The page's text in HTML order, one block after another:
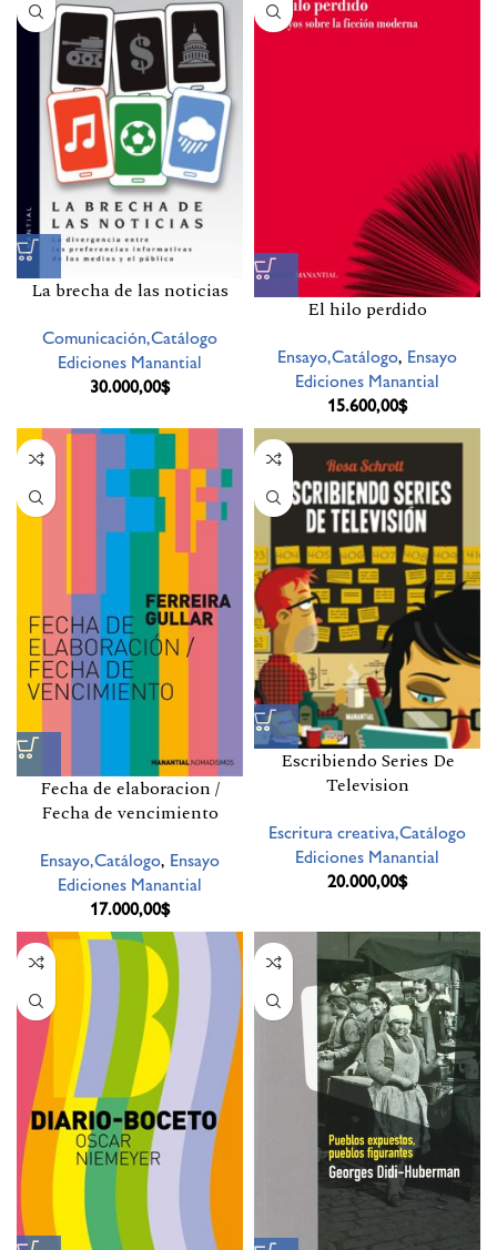
La brecha de las noticias
Comunicación,Catálogo
Ediciones Manantial
30.000,00$
El hilo perdido
Ensayo,Catálogo, Ensayo
Ediciones Manantial
15.600,00$
Fecha de elaboracion /
Fecha de vencimiento
Ensayo,Catálogo, Ensayo
Ediciones Manantial
17.000,00$
Escribiendo Series De
Television
Escritura creativa,Catálogo
Ediciones Manantial
20.000,00$